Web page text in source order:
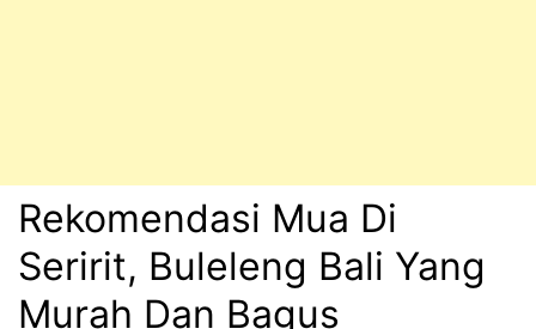
Rekomendasi Mua Di
Seririt, Buleleng Bali Yang
Murah Dan Bagus